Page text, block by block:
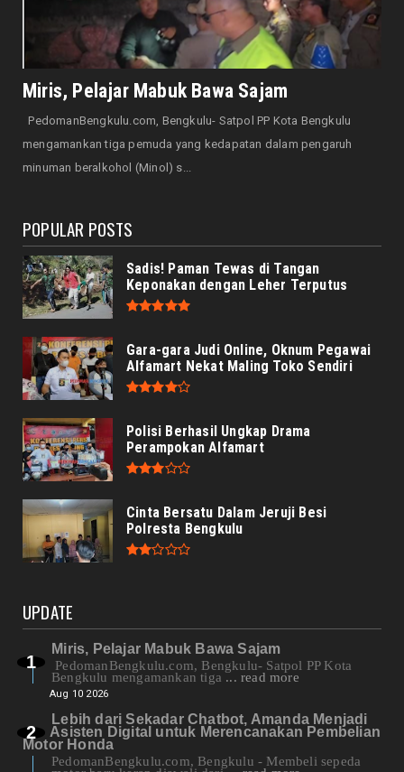
DAERAH
Sambut HUT ke-81 RI, Dikbud Gelar
Perlombaan Antar Pelajar
August 08, 2026
DAERAH
Diklat Calon Paskibraka Provinsi Bengkulu
2026 Resmi Dimula...
Miris, Pelajar Mabuk Bawa Sajam
PedomanBengkulu.com, Bengkulu- Satpol PP Kota Bengkulu
mengamankan tiga pemuda yang kedapatan dalam pengaruh
minuman beralkohol (Minol) s...
POPULAR POSTS
Sadis! Paman Tewas di Tangan
Keponakan dengan Leher Terputus
Gara-gara Judi Online, Oknum Pegawai
Alfamart Nekat Maling Toko Sendiri
Polisi Berhasil Ungkap Drama
Perampokan Alfamart
Cinta Bersatu Dalam Jeruji Besi
Polresta Bengkulu
UPDATE
Miris, Pelajar Mabuk Bawa Sajam
PedomanBengkulu.com, Bengkulu- Satpol PP Kota
Bengkulu mengamankan tiga... read more
Aug 10 2026
Lebih dari Sekadar Chatbot, Amanda Menjadi
Asisten Digital untuk Merencanakan Pembelian
Motor Honda
PedomanBengkulu.com, Bengkulu - Membeli sepeda